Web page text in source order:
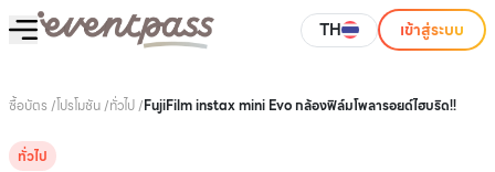
TH เข้าสู่ระบบ
ซื้อบัตร /โปรโมชัน/ทั่วไป/FujiFilm instax mini Evo กล้องฟิล์มโพลารอยด์ไฮบริด!!
ทั่วไป